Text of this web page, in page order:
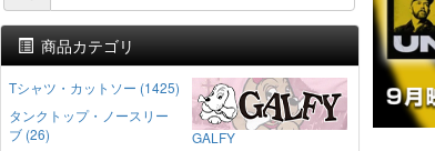
商品カテゴリ
Tシャツ・カットソー (1425)
タンクトップ・ノースリー
ブ (26)
GALFY